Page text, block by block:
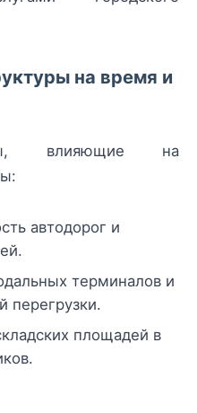
на время и
влияющие на
автодорог и
терминалов и
перегрузки.
площадей в